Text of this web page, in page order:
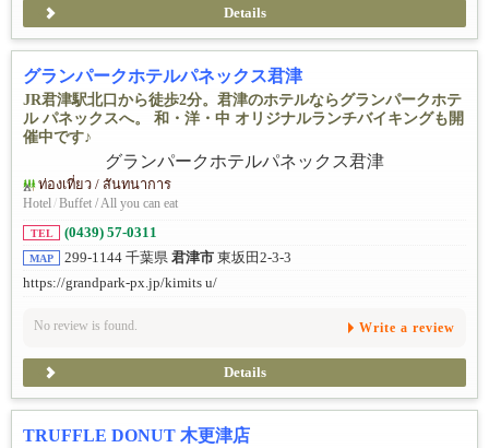
Details
グランパークホテルパネックス君津
JR君津駅北口から徒歩2分。君津のホテルならグランパークホテ
ル パネックスへ。 和・洋・中 オリジナルランチバイキングも開
催中です♪
ท่องเที่ยว / สันทนาการ
Hotel/Buffet / All you can eat
TEL (0439) 57-0311
MAP 299-1144 千葉県 君津市 東坂田2-3-3
https://grandpark-px.jp/kimits u/
No review is found. Write a review
Details
TRUFFLE DONUT 木更津店